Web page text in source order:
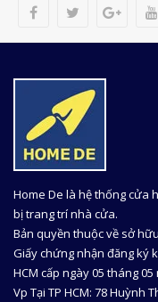
Home De là hệ thống cửa
bị trang trí nhà cửa.
Bản quyền thuộc về sở
Giấy chứng nhận đăng ký
HCM cấp ngày 05 tháng 05
Vp Tại TP HCM: 78 Huỳnh